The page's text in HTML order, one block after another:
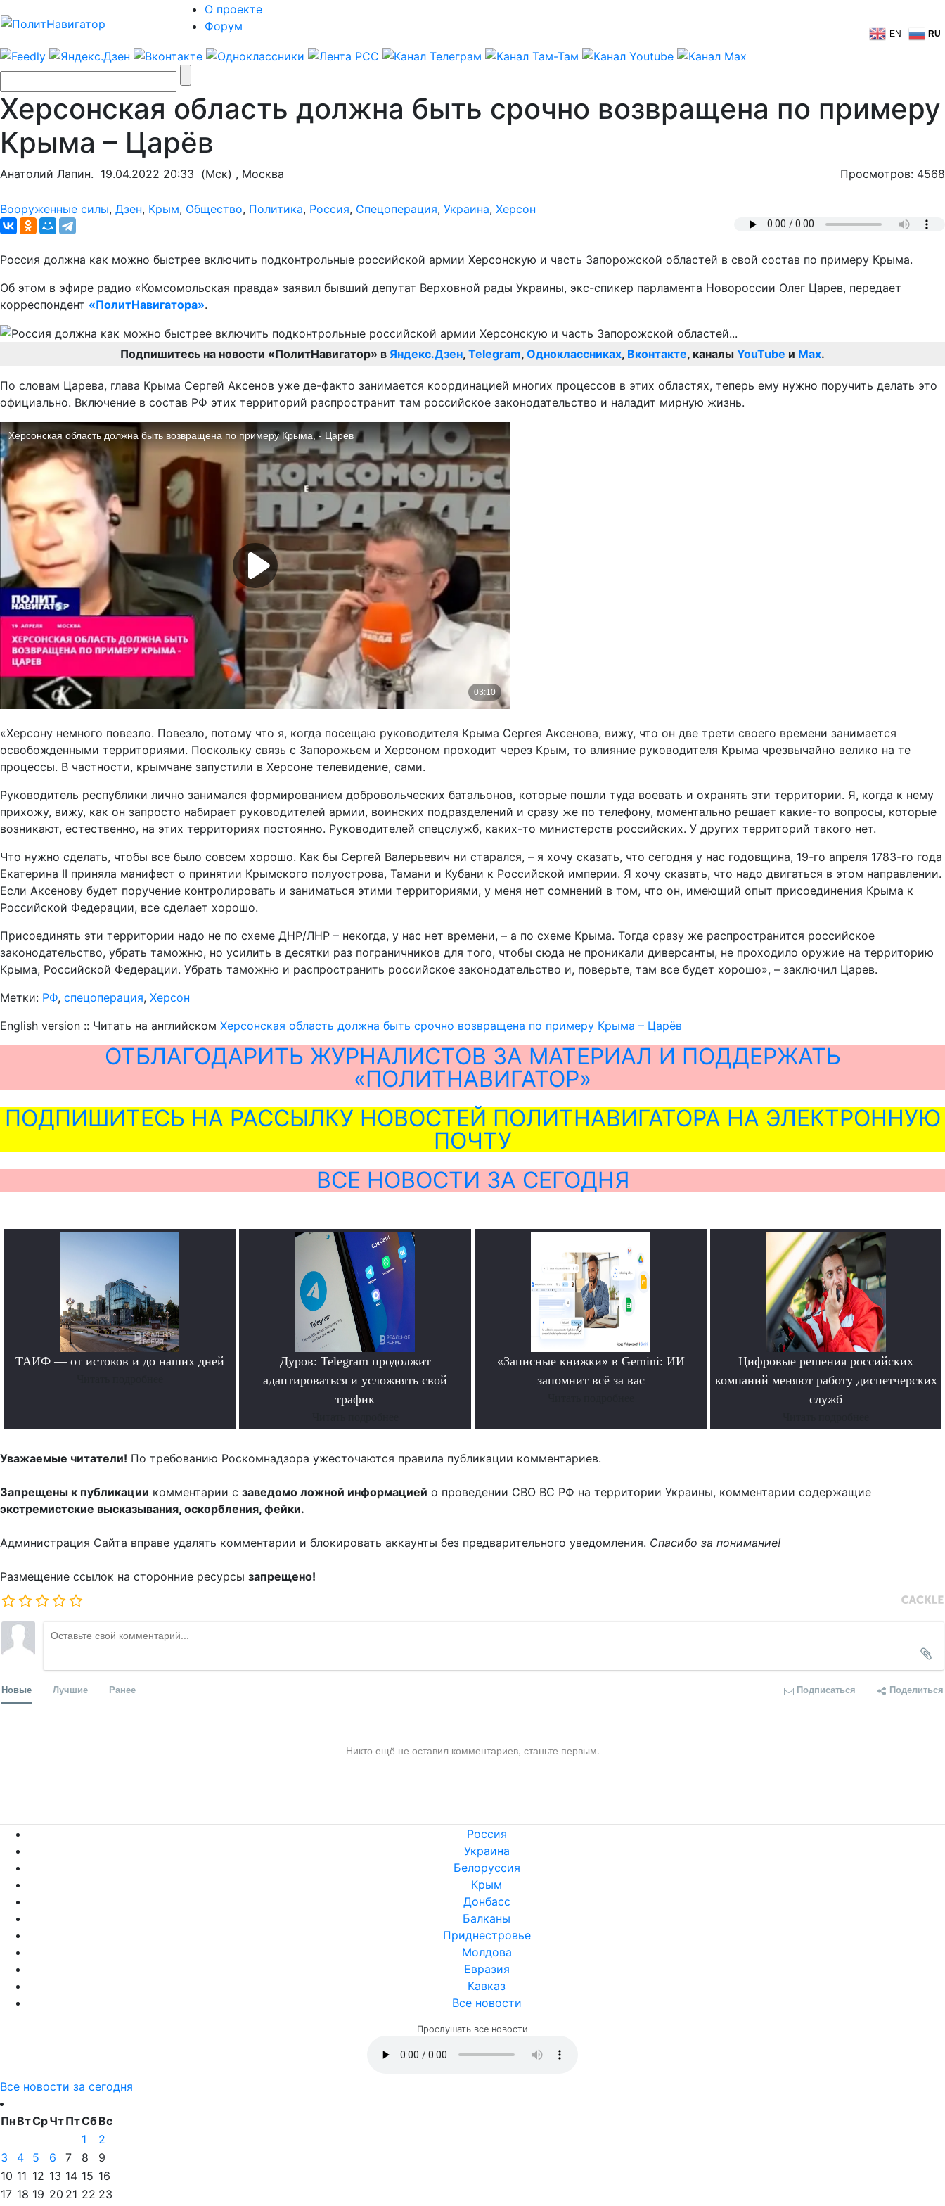
О проекте
Форум
EN RU
Херсонская область должна быть срочно возвращена по примеру
Крыма – Царёв
Анатолий Лапин. 19.04.2022 20:33 (Мск) , Москва Просмотров: 4568
Вооруженные силы, Дзен, Крым, Общество, Политика, Россия, Спецоперация, Украина, Херсон
Россия должна как можно быстрее включить подконтрольные российской армии Херсонскую и часть Запорожской областей в свой состав по примеру Крыма.
Об этом в эфире радио «Комсомольская правда» заявил бывший депутат Верховной рады Украины, экс-спикер парламента Новороссии Олег Царев, передает
корреспондент «ПолитНавигатора».
Подпишитесь на новости «ПолитНавигатор» в Яндекс.Дзен, Telegram, Одноклассниках, Вконтакте, каналы YouTube и Max.
По словам Царева, глава Крыма Сергей Аксенов уже де-факто занимается координацией многих процессов в этих областях, теперь ему нужно поручить делать это
официально. Включение в состав РФ этих территорий распространит там российское законодательство и наладит мирную жизнь.
«Херсону немного повезло. Повезло, потому что я, когда посещаю руководителя Крыма Сергея Аксенова, вижу, что он две трети своего времени занимается
освобожденными территориями. Поскольку связь с Запорожьем и Херсоном проходит через Крым, то влияние руководителя Крыма чрезвычайно велико на те
процессы. В частности, крымчане запустили в Херсоне телевидение, сами.
Руководитель республики лично занимался формированием добровольческих батальонов, которые пошли туда воевать и охранять эти территории. Я, когда к нему
прихожу, вижу, как он запросто набирает руководителей армии, воинских подразделений и сразу же по телефону, моментально решает какие-то вопросы, которые
возникают, естественно, на этих территориях постоянно. Руководителей спецслужб, каких-то министерств российских. У других территорий такого нет.
Что нужно сделать, чтобы все было совсем хорошо. Как бы Сергей Валерьевич ни старался, – я хочу сказать, что сегодня у нас годовщина, 19-го апреля 1783-го года
Екатерина II приняла манифест о принятии Крымского полуострова, Тамани и Кубани к Российской империи. Я хочу сказать, что надо двигаться в этом направлении.
Если Аксенову будет поручение контролировать и заниматься этими территориями, у меня нет сомнений в том, что он, имеющий опыт присоединения Крыма к
Российской Федерации, все сделает хорошо.
Присоединять эти территории надо не по схеме ДНР/ЛНР – некогда, у нас нет времени, – а по схеме Крыма. Тогда сразу же распространится российское
законодательство, убрать таможню, но усилить в десятки раз пограничников для того, чтобы сюда не проникали диверсанты, не проходило оружие на территорию
Крыма, Российской Федерации. Убрать таможню и распространить российское законодательство и, поверьте, там все будет хорошо», – заключил Царев.
Метки: РФ, спецоперация, Херсон
English version :: Читать на английском Херсонская область должна быть срочно возвращена по примеру Крыма – Царёв
ОТБЛАГОДАРИТЬ ЖУРНАЛИСТОВ ЗА МАТЕРИАЛ И ПОДДЕРЖАТЬ
«ПОЛИТНАВИГАТОР»
ПОДПИШИТЕСЬ НА РАССЫЛКУ НОВОСТЕЙ ПОЛИТНАВИГАТОРА НА ЭЛЕКТРОННУЮ
ПОЧТУ
ВСЕ НОВОСТИ ЗА СЕГОДНЯ
ТАИФ — от истоков и до наших дней
Дуров: Telegram продолжит
адаптироваться и усложнять свой
трафик
«Записные книжки» в Gemini: ИИ
запомнит всё за вас
Цифровые решения российских
компаний меняют работу диспетчерских
служб
Уважаемые читатели! По требованию Роскомнадзора ужесточаются правила публикации комментариев.
Запрещены к публикации комментарии с заведомо ложной информацией о проведении СВО ВС РФ на территории Украины, комментарии содержащие
экстремистские высказывания, оскорбления, фейки.
Администрация Сайта вправе удалять комментарии и блокировать аккаунты без предварительного уведомления. Спасибо за понимание!
Размещение ссылок на сторонние ресурсы запрещено!
Новые Лучшие Ранее Подписаться Поделиться
Никто ещё не оставил комментариев, станьте первым.
Россия
Украина
Белоруссия
Крым
Донбасс
Балканы
Приднестровье
Молдова
Евразия
Кавказ
Все новости
Прослушать все новости
Все новости за сегодня
ПнВтСрЧтПтСбВс
1
2
3
4 5 6 7 8
9
10 11 12 13 14 15 16
17 18 19 20 21 22 23